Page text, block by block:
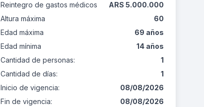
Reintegro de gastos médicos
ARS 5.000.000
Altura máxima
60
Edad máxima
69 años
Edad mínima
14 años
Cantidad de personas:
1
Cantidad de días:
1
Inicio de vigencia:
08/08/2026
Fin de vigencia:
08/08/2026